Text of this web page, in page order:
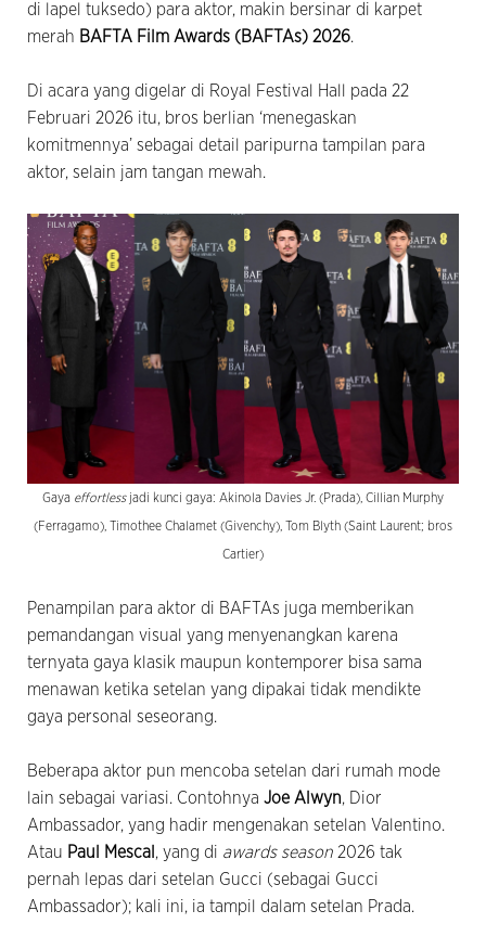
di lapel tuksedo) para aktor, makin bersinar di karpet
merah BAFTA Film Awards (BAFTAs) 2026.
Di acara yang digelar di Royal Festival Hall pada 22
Februari 2026 itu, bros berlian ‘menegaskan
komitmennya’ sebagai detail paripurna tampilan para
aktor, selain jam tangan mewah.
Gaya effortless jadi kunci gaya: Akinola Davies Jr. (Prada), Cillian Murphy
(Ferragamo), Timothee Chalamet (Givenchy), Tom Blyth (Saint Laurent; bros
Cartier)
Penampilan para aktor di BAFTAs juga memberikan
pemandangan visual yang menyenangkan karena
ternyata gaya klasik maupun kontemporer bisa sama
menawan ketika setelan yang dipakai tidak mendikte
gaya personal seseorang.
Beberapa aktor pun mencoba setelan dari rumah mode
lain sebagai variasi. Contohnya Joe Alwyn, Dior
Ambassador, yang hadir mengenakan setelan Valentino.
Atau Paul Mescal , yang di awards season 2026 tak
pernah lepas dari setelan Gucci (sebagai Gucci
Ambassador); kali ini, ia tampil dalam setelan Prada.